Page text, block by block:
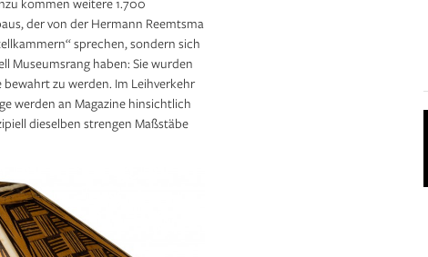
der von der Hermann Reemtsma
sprechen, sondern sich
Museumsrang haben: Sie wurden
zu werden. Im Leihverkehr
werden an Magazine hinsichtlich
dieselben strengen Maßstäbe